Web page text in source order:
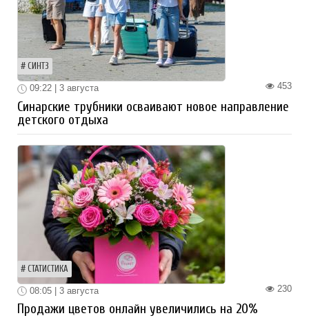
СИНТЗ
453
09:22 | 3 августа
Синарские трубники осваивают новое направление
детского отдыха
СТАТИСТИКА
230
08:05 | 3 августа
Продажи цветов онлайн увеличились на 20%